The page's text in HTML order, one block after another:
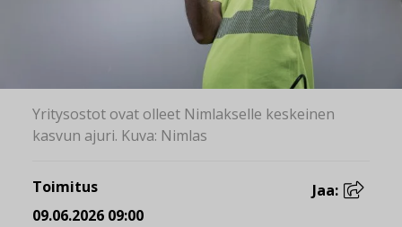
Yritysostot ovat olleet Nimlakselle keskeinen
kasvun ajuri. Kuva: Nimlas
Toimitus
09.06.2026 09:00
Jaa: